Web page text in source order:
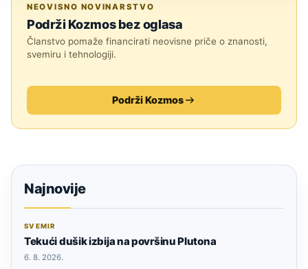
NEOVISNO NOVINARSTVO
Podrži Kozmos bez oglasa
Članstvo pomaže financirati neovisne priče o znanosti,
svemiru i tehnologiji.
Podrži Kozmos
Najnovije
SVEMIR
Tekući dušik izbija na površinu Plutona
6. 8. 2026.